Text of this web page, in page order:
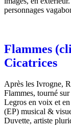
personnages
Flammes
Cicatrices
Après les Ivrogne,
Flammes, tourné
Legros en voix et
(EP) musical &
Duvette, artiste